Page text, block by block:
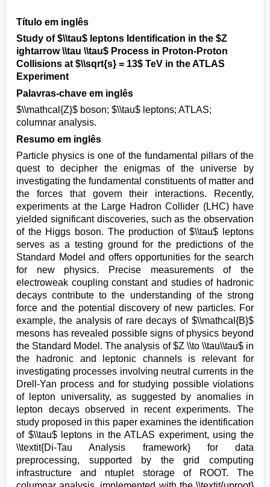
Título em inglês
Study of $\\tau$ leptons Identification in the $Z
ightarrow \\tau \\tau$ Process in Proton-Proton
Collisions at $\\sqrt{s} = 13$ TeV in the ATLAS
Experiment
Palavras-chave em inglês
$\\mathcal{Z}$ boson; $\\tau$ leptons; ATLAS;
columnar analysis.
Resumo em inglês
Particle physics is one of the fundamental pillars of the
quest to decipher the enigmas of the universe by
investigating the fundamental constituents of matter and
the forces that govern their interactions. Recently,
experiments at the Large Hadron Collider (LHC) have
yielded significant discoveries, such as the observation
of the Higgs boson. The production of $\\tau$ leptons
serves as a testing ground for the predictions of the
Standard Model and offers opportunities for the search
for new physics. Precise measurements of the
electroweak coupling constant and studies of hadronic
decays contribute to the understanding of the strong
force and the potential discovery of new particles. For
example, the analysis of rare decays of $\\mathcal{B}$
mesons has revealed possible signs of physics beyond
the Standard Model. The analysis of $Z \\to \\tau\\tau$ in
the hadronic and leptonic channels is relevant for
investigating processes involving neutral currents in the
Drell-Yan process and for studying possible violations
of lepton universality, as suggested by anomalies in
lepton decays observed in recent experiments. The
study proposed in this paper examines the identification
of $\\tau$ leptons in the ATLAS experiment, using the
\\textit{Di-Tau Analysis framework} for data
preprocessing, supported by the grid computing
infrastructure and ntuplet storage of ROOT. The